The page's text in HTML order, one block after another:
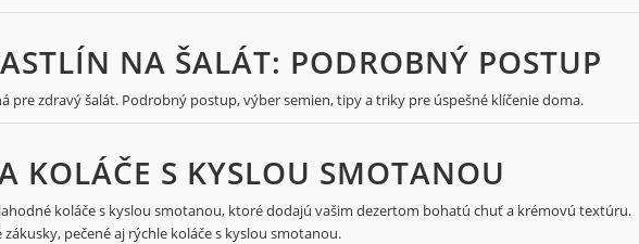
NA ŠALÁT: PODROBNÝ POSTUP
pre zdravý šalát. Podrobný postup, výber semien, tipy a triky pre úspešné klíčenie doma.
KOLÁČE S KYSLOU SMOTANOU
koláče s kyslou smotanou, ktoré dodajú vašim dezertom bohatú chuť a krémovú textúru.
pečené aj rýchle koláče s kyslou smotanou.